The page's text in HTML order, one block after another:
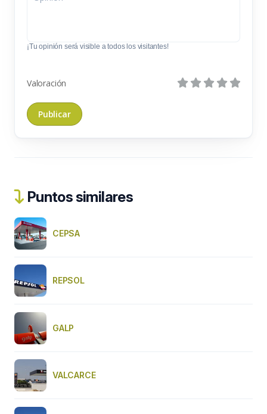
¡Tu opinión será visible a todos los visitantes!
Valoración
Puntos similares
CEPSA
REPSOL
GALP
VALCARCE